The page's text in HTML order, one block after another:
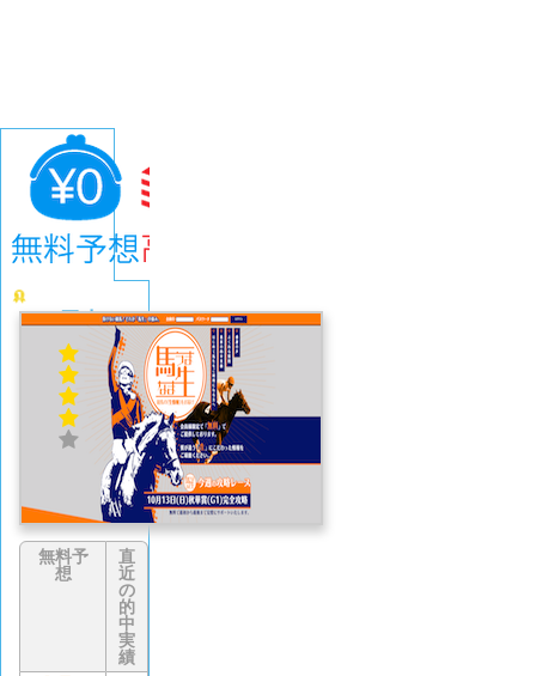
馬生
4.1 (671
件)
無料予
想
直
近
の
的
中
実
績